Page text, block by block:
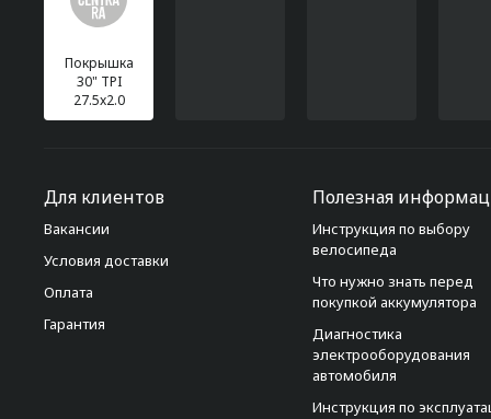
Покрышка
30" TPI
27.5x2.0
Для клиентов
Вакансии
Условия доставки
Оплата
Гарантия
Полезная
Инструкция по выбору
велосипеда
Что нужно знать перед
покупкой аккумулятора
Диагностика
электрооборудования
автомобиля
Инструкция по